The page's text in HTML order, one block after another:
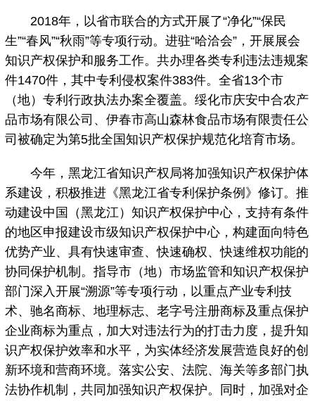
2018年，以省市联合的方式开展了“净化”“保民
生”“春风”“秋雨”等专项行动。进驻“哈洽会”，开展展会
知识产权保护和服务工作。共办理各类专利违法违规案
件1470件，其中专利侵权案件383件。全省13个市
（地）专利行政执法办案全覆盖。绥化市庆安中合农产
品市场有限公司、伊春市高山森林食品市场有限责任公
司被确定为第5批全国知识产权保护规范化培育市场。
今年，黑龙江省知识产权局将加强知识产权保护体
系建设，积极推进《黑龙江省专利保护条例》修订。推
动建设中国（黑龙江）知识产权保护中心，支持有条件
的地区申报建设市级知识产权保护中心，构建面向特色
优势产业、具有快速审查、快速确权、快速维权功能的
协同保护机制。指导市（地）市场监管和知识产权保护
部门深入开展“溯源”等专项行动，以重点产业专利技
术、驰名商标、地理标志、老字号注册商标及重点保护
企业商标为重点，加大对违法行为的打击力度，提升知
识产权保护效率和水平，为实体经济发展营造良好的创
新环境和营商环境。落实公安、法院、海关等多部门执
法协作机制，共同加强知识产权保护。同时，加强对企